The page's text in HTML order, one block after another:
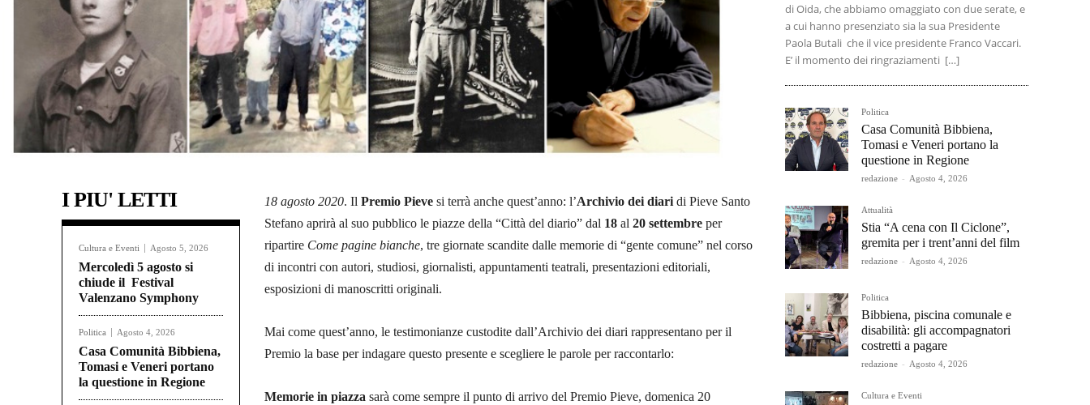
I PIU' LETTI
Cultura e Eventi Agosto 5, 2026
Mercoledì 5 agosto si
chiude il Festival
Valenzano Symphony
Politica Agosto 4, 2026
Casa Comunità Bibbiena,
Tomasi e Veneri portano
la questione in Regione
18 agosto 2020. Il Premio Pieve si terrà anche quest’anno: l’Archivio dei diari di Pieve Santo
Stefano aprirà al suo pubblico le piazze della “Città del diario” dal 18 al 20 settembre per
ripartire Come pagine bianche, tre giornate scandite dalle memorie di “gente comune” nel corso
di incontri con autori, studiosi, giornalisti, appuntamenti teatrali, presentazioni editoriali,
esposizioni di manoscritti originali.
Mai come quest’anno, le testimonianze custodite dall’Archivio dei diari rappresentano per il
Premio la base per indagare questo presente e scegliere le parole per raccontarlo:
Memorie in piazza sarà come sempre il punto di arrivo del Premio Pieve, domenica 20
di Oida, che abbiamo omaggiato con due serate, e
a cui hanno presenziato sia la sua Presidente
Paola Butali che il vice presidente Franco Vaccari.
E’ il momento dei ringraziamenti […]
Politica
Casa Comunità Bibbiena,
Tomasi e Veneri portano la
questione in Regione
redazione - Agosto 4, 2026
Attualità
Stia “A cena con Il Ciclone”,
gremita per i trent’anni del film
redazione - Agosto 4, 2026
Politica
Bibbiena, piscina comunale e
disabilità: gli accompagnatori
costretti a pagare
redazione - Agosto 4, 2026
Cultura e Eventi